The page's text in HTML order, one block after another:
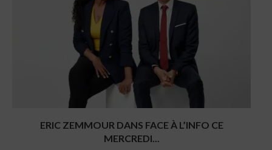
ERIC ZEMMOUR DANS FACE À L’INFO CE
MERCREDI...